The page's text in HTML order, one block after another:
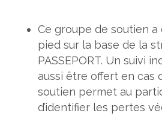
Ce groupe de soutien a
pied sur la base de la
PASSEPORT. Un suivi
aussi être offert en cas
soutien permet au
d’identifier les pertes